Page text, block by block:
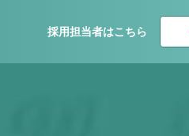
採用担当者はこちら